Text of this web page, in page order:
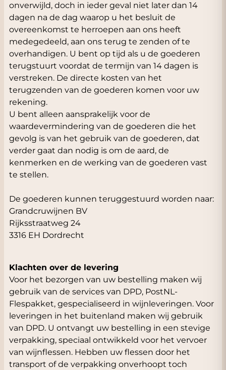
onverwijld, doch in ieder geval niet later dan 14
dagen na de dag waarop u het besluit de
overeenkomst te herroepen aan ons heeft
medegedeeld, aan ons terug te zenden of te
overhandigen. U bent op tijd als u de goederen
terugstuurt voordat de termijn van 14 dagen is
verstreken. De directe kosten van het
terugzenden van de goederen komen voor uw
rekening.
U bent alleen aansprakelijk voor de
waardevermindering van de goederen die het
gevolg is van het gebruik van de goederen, dat
verder gaat dan nodig is om de aard, de
kenmerken en de werking van de goederen vast
te stellen.
De goederen kunnen teruggestuurd worden naar:
Grandcruwijnen BV
Rijksstraatweg 24
3316 EH Dordrecht
Klachten over de levering
Voor het bezorgen van uw bestelling maken wij
gebruik van de services van DPD, PostNL-
Flespakket, gespecialiseerd in wijnleveringen. Voor
leveringen in het buitenland maken wij gebruik
van DPD. U ontvangt uw bestelling in een stevige
verpakking, speciaal ontwikkeld voor het vervoer
van wijnflessen. Hebben uw flessen door het
transport of de verpakking onverhoopt toch